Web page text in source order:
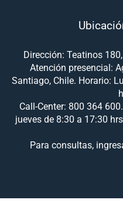
Dirección: Teatinos
Atención presencial:
Santiago, Chile. Horario:
Call-Center: 800 364
jueves de 8:30 a 17:30
Para consultas,